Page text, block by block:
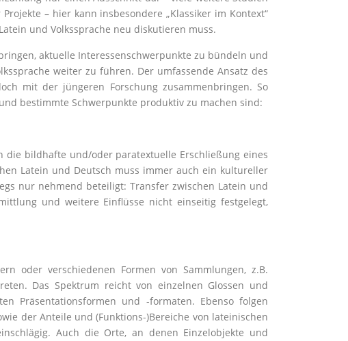
– hier kann insbesondere „Klassiker im Kontext“
und Volkssprache neu diskutieren muss.
aktuelle Interessenschwerpunkte zu bündeln und
weiter zu führen. Der umfassende Ansatz des
mit der jüngeren Forschung zusammenbringen. So
bestimmte Schwerpunkte produktiv zu machen sind:
bildhafte und/oder paratextuelle Erschließung eines
Latein und Deutsch muss immer auch ein kultureller
nur nehmend beteiligt: Transfer zwischen Latein und
und weitere Einflüsse nicht einseitig festgelegt,
oder verschiedenen Formen von Sammlungen, z.B.
Das Spektrum reicht von einzelnen Glossen und
Präsentationsformen und -formaten. Ebenso folgen
der Anteile und (Funktions-)Bereiche von lateinischen
Auch die Orte, an denen Einzelobjekte und